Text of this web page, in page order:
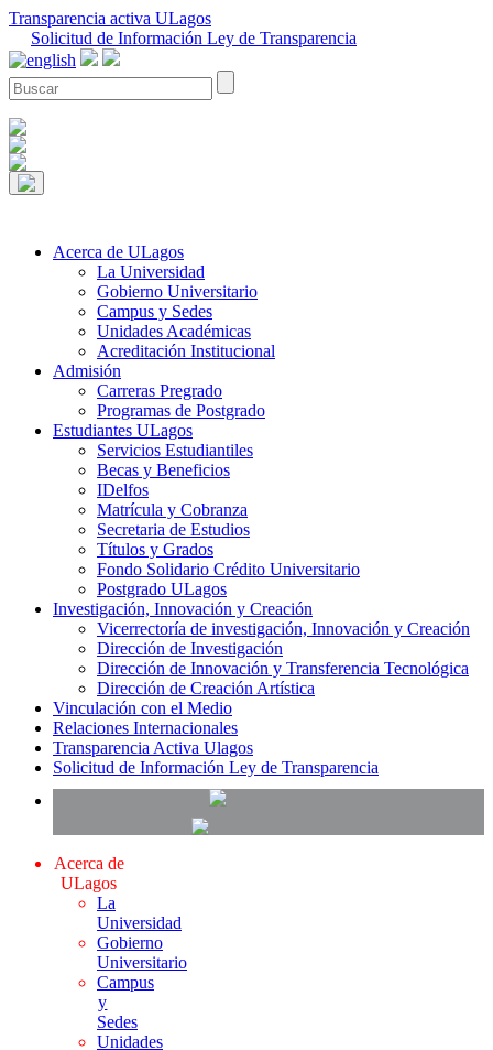
Transparencia activa ULagos
Solicitud de Información Ley de Transparencia
Acerca de ULagos
La Universidad
Gobierno Universitario
Campus y Sedes
Unidades Académicas
Acreditación Institucional
Admisión
Carreras Pregrado
Programas de Postgrado
Estudiantes ULagos
Servicios Estudiantiles
Becas y Beneficios
IDelfos
Matrícula y Cobranza
Secretaria de Estudios
Títulos y Grados
Fondo Solidario Crédito Universitario
Postgrado ULagos
Investigación, Innovación y Creación
Vicerrectoría de investigación, Innovación y Creación
Dirección de Investigación
Dirección de Innovación y Transferencia Tecnológica
Dirección de Creación Artística
Vinculación con el Medio
Relaciones Internacionales
Transparencia Activa Ulagos
Solicitud de Información Ley de Transparencia
Acerca de
ULagos
La
Universidad
Gobierno
Universitario
Campus
y
Sedes
Unidades